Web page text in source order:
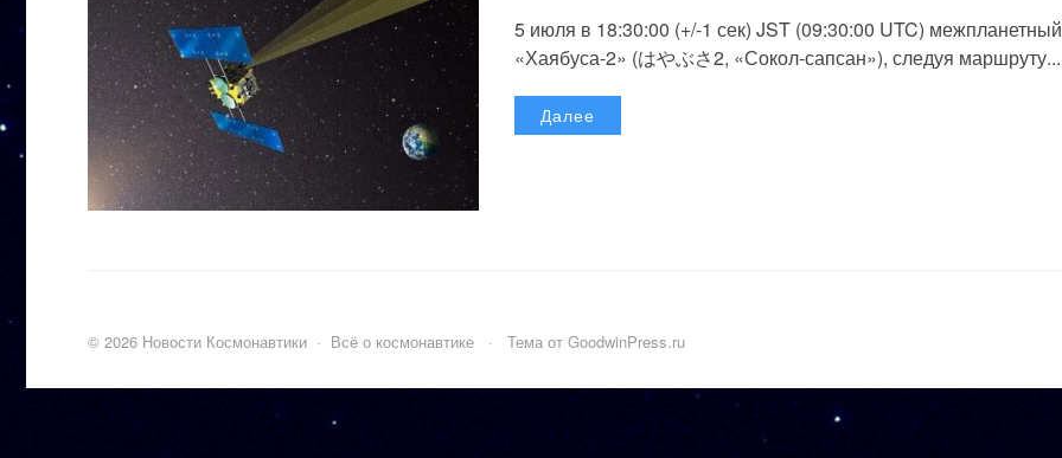
5 июля в 18:30:00 (+/-1 сек) JST (09:30:00 UTC)
«Хаябуса-2» (はやぶさ2, «Сокол-сапсан»), следуя маршруту...
Далее
© 2026 Новости Космонавтики · Всё о космонавтике · Тема от GoodwinPress.ru